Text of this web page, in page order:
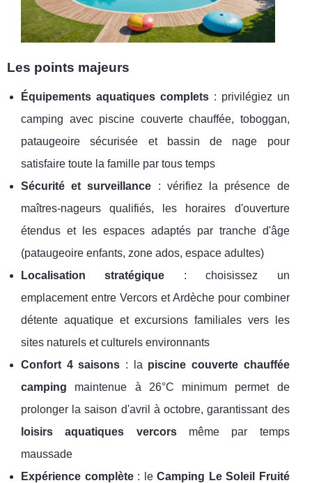
Les points majeurs
Équipements aquatiques complets: privilégiez un
camping avec piscine couverte chauffée, toboggan,
pataugeoire sécurisée et bassin de nage pour
satisfaire toute la famille par tous temps
Sécurité et surveillance : vérifiez la présence de
maîtres-nageurs qualifiés, les horaires d'ouverture
étendus et les espaces adaptés par tranche d'âge
(pataugeoire enfants, zone ados, espace adultes)
Localisation stratégique : choisissez un
emplacement entre Vercors et Ardèche pour combiner
détente aquatique et excursions familiales vers les
sites naturels et culturels environnants
Confort 4 saisons : la piscine couverte chauffée
camping maintenue à 26°C minimum permet de
prolonger la saison d'avril à octobre, garantissant des
loisirs aquatiques vercorsmême par temps
maussade
Expérience complète: leCamping Le Soleil Fruité